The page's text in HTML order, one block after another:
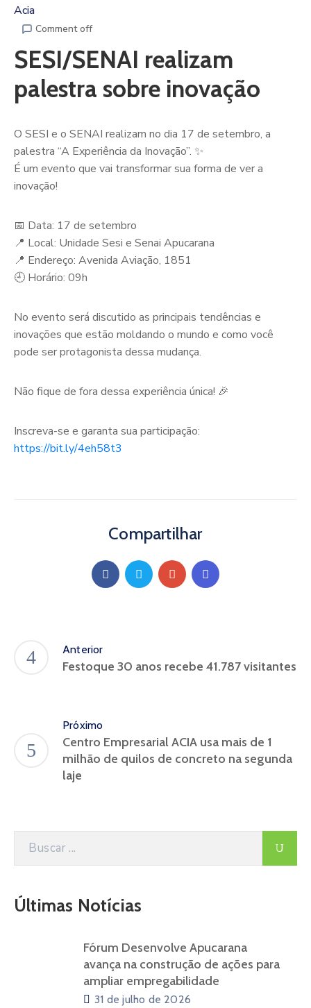
Acia
Comment off
SESI/SENAI realizam
palestra sobre inovação
O SESI e o SENAI realizam no dia 17 de setembro, a
palestra “A Experiência da Inovação”. ✨
É um evento que vai transformar sua forma de ver a
inovação!
📅 Data: 17 de setembro
📍 Local: Unidade Sesi e Senai Apucarana
📍 Endereço: Avenida Aviação, 1851
🕘 Horário: 09h
No evento será discutido as principais tendências e
inovações que estão moldando o mundo e como você
pode ser protagonista dessa mudança.
Não fique de fora dessa experiência única! 🎉
Inscreva-se e garanta sua participação:
https://bit.ly/4eh58t3
Compartilhar
Anterior
Festoque 30 anos recebe 41.787 visitantes
Próximo
Centro Empresarial ACIA usa mais de 1
milhão de quilos de concreto na segunda
laje
Últimas Notícias
Fórum Desenvolve Apucarana
avança na construção de ações para
ampliar empregabilidade
31 de julho de 2026